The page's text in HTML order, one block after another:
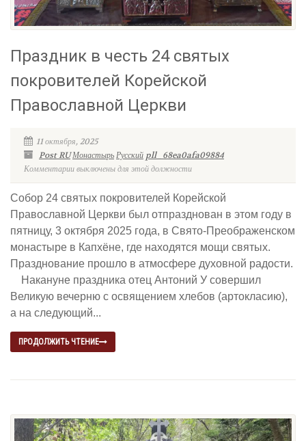
Праздник в честь 24 святых
покровителей Корейской
Православной Церкви
11 октября, 2025
Post RUМонастырьРусский pll_68ea0afa09884
Комментарии выключены для этой должности
Собор 24 святых покровителей Корейской
Православной Церкви был отпразднован в этом году в
пятницу, 3 октября 2025 года, в Свято-Преображенском
монастыре в Капхёне, где находятся мощи святых.
Празднование прошло в атмосфере духовной радости.
Накануне праздника отец Антоний У совершил
Великую вечерню с освящением хлебов (артокласию),
а на следующий...
ПРОДОЛЖИТЬ ЧТЕНИЕ